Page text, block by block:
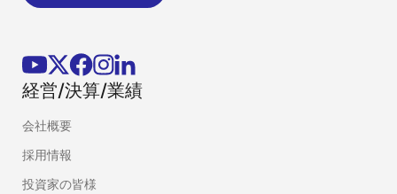
経営/決算/業績
会社概要
採用情報
投資家の皆様